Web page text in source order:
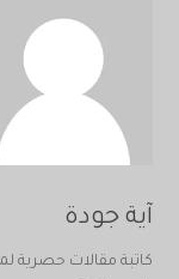
آية جودة
كاتبة مقالات حصرية